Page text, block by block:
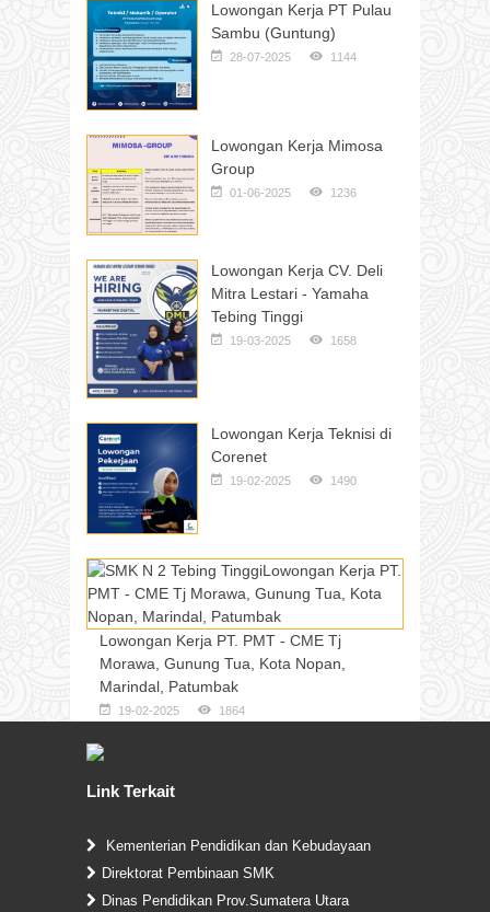
Lowongan Kerja PT Pulau
Sambu (Guntung)
28-07-2025 1144
Lowongan Kerja Mimosa
Group
01-06-2025 1236
Lowongan Kerja CV. Deli
Mitra Lestari - Yamaha
Tebing Tinggi
19-03-2025 1658
Lowongan Kerja Teknisi di
Corenet
19-02-2025 1490
Lowongan Kerja PT. PMT - CME Tj
Morawa, Gunung Tua, Kota Nopan,
Marindal, Patumbak
19-02-2025 1864
Link Terkait
Kementerian Pendidikan dan Kebudayaan
Direktorat Pembinaan SMK
Dinas Pendidikan Prov.Sumatera Utara